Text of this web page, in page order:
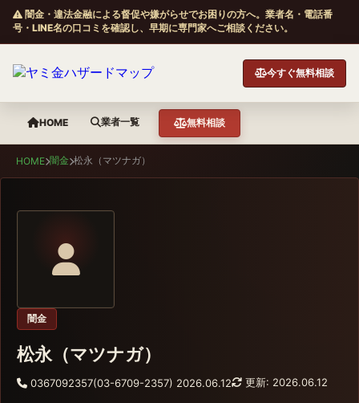
闇金・違法金融による督促や嫌がらせでお困りの方へ。業者名・電話番
号・LINE名の口コミを確認し、早期に専門家へご相談ください。
今すぐ無料相談
HOME 業者一覧 無料相談
HOME 闇金 松永（マツナガ）
闇金
松永（マツナガ）
0367092357(03-6709-2357) 2026.06.12 更新: 2026.06.12